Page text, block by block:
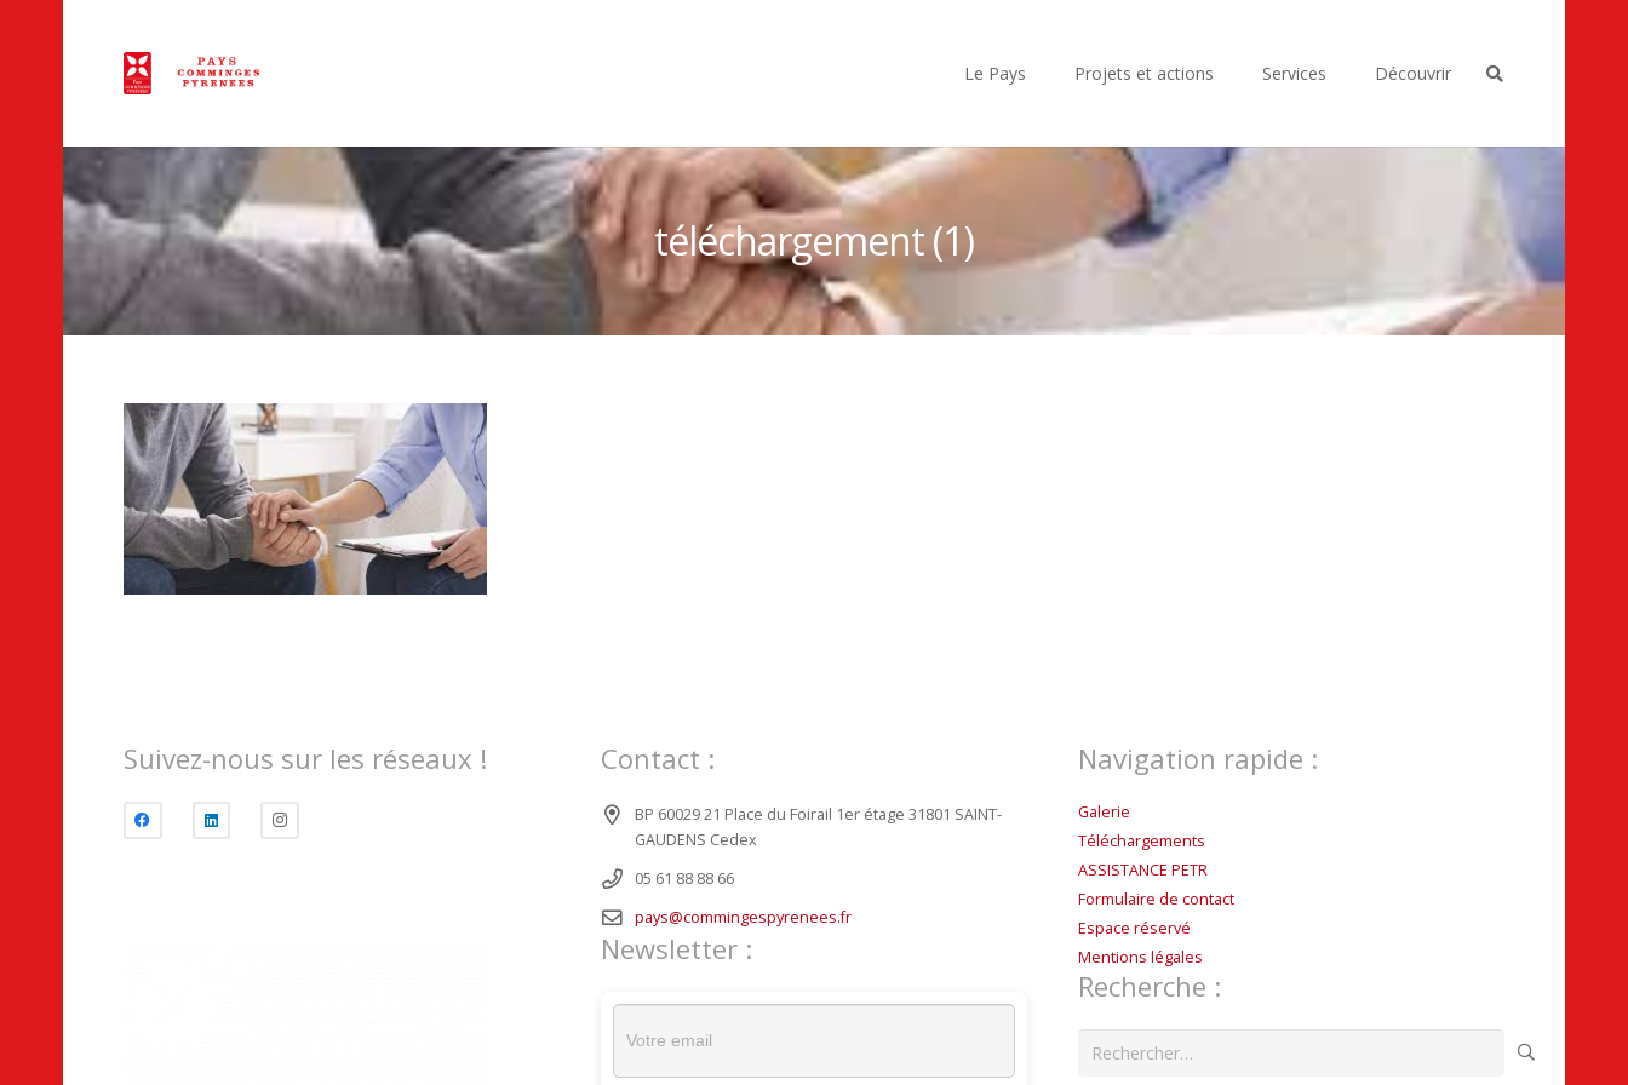
Le Pays Projets et actions Services Découvrir
téléchargement (1)
Suivez-nous sur les réseaux ! Contact :
BP 60029 21 Place du Foirail 1er étage 31801 SAINT-
GAUDENS Cedex
05 61 88 88 66
pays@commingespyrenees.fr
Newsletter :
Navigation rapide :
Galerie
Téléchargements
ASSISTANCE PETR
Formulaire de contact
Espace réservé
Mentions légales
Recherche :